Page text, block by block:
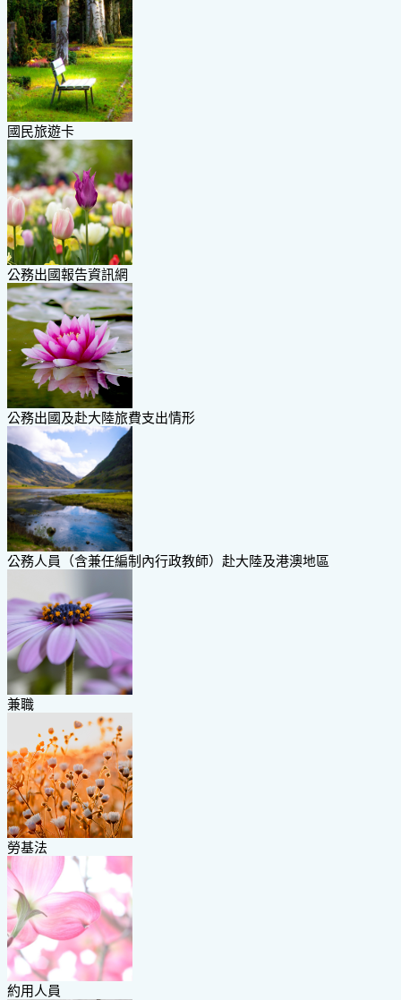
國民旅遊卡
公務出國報告資訊網
公務出國及赴大陸旅費支出情形
公務人員（含兼任編制內行政教師）赴大陸及港澳地區
兼職
勞基法
約用人員